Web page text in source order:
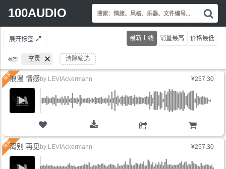
100AUDIO
Search
索
情
绪
乐
展开标签
标签: 空灵 清除筛选
最新上线 销量最高 价格最低
¥257.30
浪漫 情感by LEVIAckermann
¥257.30
离别 再见 by LEVIAckermann